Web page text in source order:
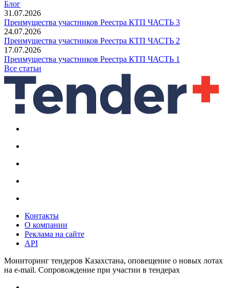
Блог
31.07.2026
Преимущества участников Реестра КТП ЧАСТЬ 3
24.07.2026
Преимущества участников Реестра КТП ЧАСТЬ 2
17.07.2026
Преимущества участников Реестра КТП ЧАСТЬ 1
Все статьи
Контакты
О компании
Реклама на сайте
API
Мониторинг тендеров Казахстана, оповещение о новых лотах
на e-mail. Сопровождение при участии в тендерах